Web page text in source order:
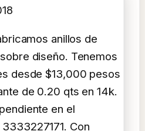
anillos de
diseño. Tenemos
desde $13,000 pesos
de 0.20 qts en 14k.
en el
Con